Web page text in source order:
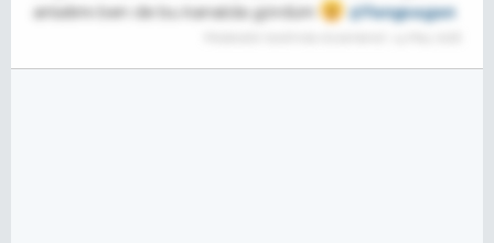
anlatımı ben de bu kanalda gördüm
@Yangsagan